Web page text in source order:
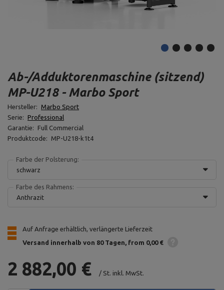
Ab-/Adduktorenmaschine (sitzend)
MP-U218 - Marbo Sport
Hersteller: Marbo Sport
Serie: Professional
Garantie:
Full Commercial
Produktcode:
MP-U218-k1t4
Farbe der Polsterung:
schwarz
Farbe des Rahmens:
Anthrazit
Auf Anfrage erhältlich, verlängerte Lieferzeit
Versand innerhalb von 80 Tagen from 0,00 €
2 882,00 € / St. inkl. MwSt.